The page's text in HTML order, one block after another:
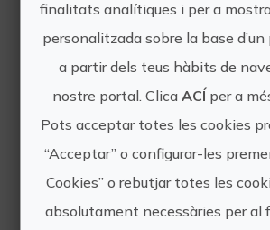
xicoteta amb
roba de canvi
ESPORT
finalitats analítiques i per a
personalitzada sobre la base
a partir dels teus hàbits de
nostre portal. ClicaACÍ per a
Pots acceptar totes les cookies
“Acceptar” o configurar-les
Cookies” o rebutjar totes les
absolutament necessàries per al